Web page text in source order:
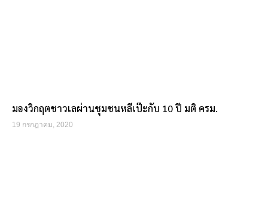
มองวิกฤตชาวเลผ่านชุมชนหลีเป๊ะกับ 10 ปี มติ ครม.
19 กรกฎาคม, 2020